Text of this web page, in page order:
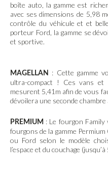
boîte auto, la gamme est
avec ses dimensions de 5,98
contrôle du véhicule et et
porteur Ford, la gamme se
et sportive.
MAGELLAN
: Cette gamme
ultra-compact ! Ces vans et
mesurent 5,41m afin de vous
dévoilera une seconde chambre
PREMIUM : Le fourgon Family
fourgons de la gamme
ou Ford selon le modèle
l’espace et du couchage